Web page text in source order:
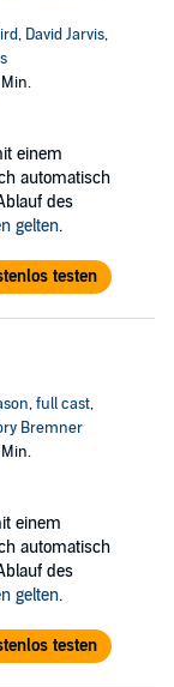
, David Jarvis,
einem
automatisch
des
gelten.
testen
,full cast,
Bremner
einem
automatisch
des
gelten.
testen